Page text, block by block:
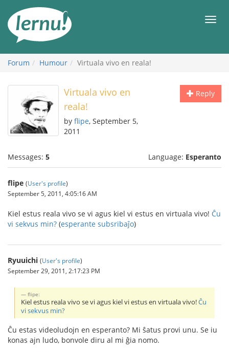
the
content
Forum Humour Virtuala vivo en reala!
Reply
Virtuala vivo en
reala!
by flipe, September 5,
2011
Messages: 5 Language: Esperanto
flipe (User's profile)
September 5, 2011, 4:05:16 AM
Kiel estus reala vivo se vi agus kiel vi estus en virtuala vivo! Ĉu
vi sekvus min? (esperante subsribaĵo)
Ryuuichi (User's profile)
September 29, 2011, 2:17:23 PM
flipe:
Kiel estus reala vivo se vi agus kiel vi estus en virtuala vivo!Ĉu
vi sekvus min?
Ĉu estas videoludojn en esperanto? Mi ŝatus provi unu. Se iu
konas ajn ludo, bonvole diru al mi ĝia nomo.